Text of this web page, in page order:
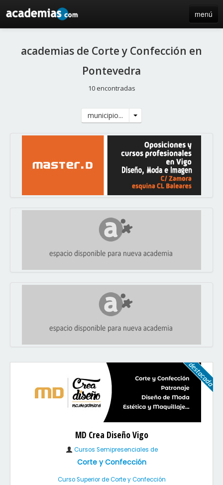
menú
blog
academias de Corte y Confección en
Pontevedra
10 encontradas
municipio...
MD Crea Diseño Vigo
Cursos Semipresenciales de
Corte y Confección
Curso Superior de Corte y Confección